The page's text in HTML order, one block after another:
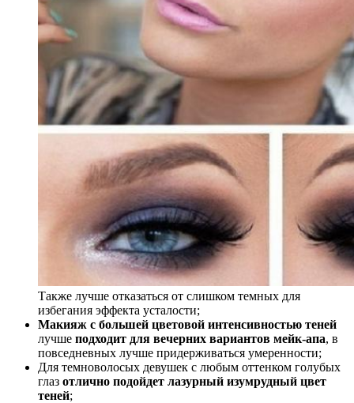
Также лучше отказаться от слишком темных для
избегания эффекта усталости;
Макияж с большей цветовой интенсивностью теней
лучше подходит для вечерних вариантов мейк-апа, в
повседневных лучше придерживаться умеренности;
Для темноволосых девушек с любым оттенком голубых
глаз отлично подойдет лазурный изумрудный цвет
теней;